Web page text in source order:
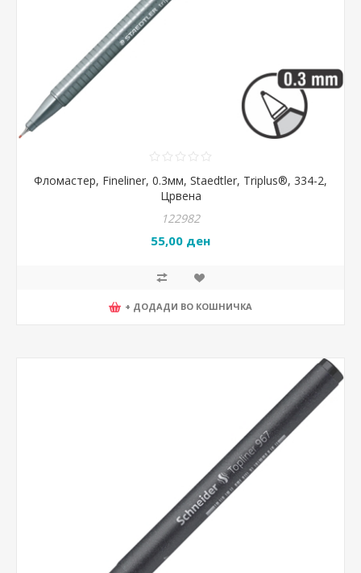
Фломастер, Fineliner, 0.3мм, Staedtler, Triplus®, 334-2,
Црвена
122982
55,00 ден
+ ДОДАДИ ВО КОШНИЧКА